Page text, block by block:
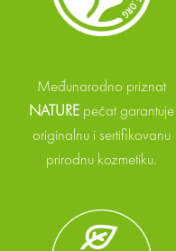
Međunarodno priznat
NATUREpečat garantuje
originalnu i sertifikovanu
prirodnu kozmetiku.